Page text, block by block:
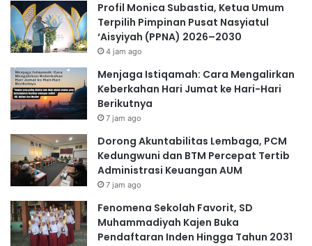
Profil Monica Subastia, Ketua Umum
Terpilih Pimpinan Pusat Nasyiatul
‘Aisyiyah (PPNA) 2026–2030
4 jam ago
Menjaga Istiqamah: Cara Mengalirkan
Keberkahan Hari Jumat ke Hari-Hari
Berikutnya
7 jam ago
Dorong Akuntabilitas Lembaga, PCM
Kedungwuni dan BTM Percepat Tertib
Administrasi Keuangan AUM
7 jam ago
Fenomena Sekolah Favorit, SD
Muhammadiyah Kajen Buka
Pendaftaran Inden Hingga Tahun 2031